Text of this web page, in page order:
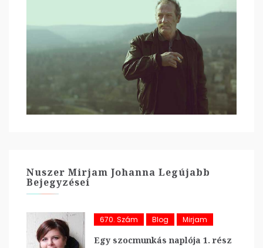
Nuszer Mirjam Johanna Legújabb
Bejegyzései
670. Szám Blog Mirjam
Egy szocmunkás naplója 1. rész